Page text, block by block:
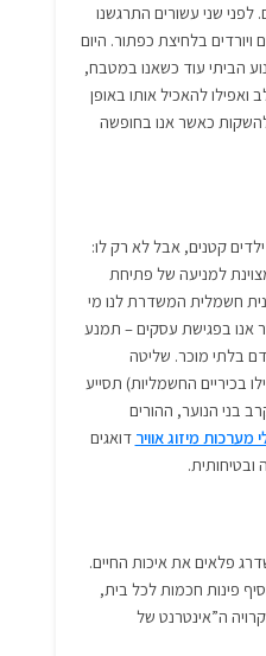
לפני שני עשורים התרגשנו
בלחיצת כפתור. היום
הביתי עוד כשאנו במטבח,
להאכיל אותו באופן
כאשר אנו בחופשה
קטנים, אבל לא רק לו:
למניעה של פתיחת
חשמלית המשדרת לנו מי
אנו בפגישת עסקים – תמנע
בלתי מוכר. שליטה
בכיריים החשמליות) תסייע
בני הנוער, ההורים
מערכות מיזוג אוויר דואגים
פלאים את איכות החיים.
פינות חכמות לכל בית,
ה”אינטרנט של